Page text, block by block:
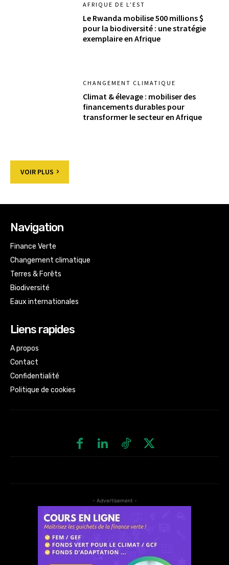
AFRIQUE DE L'EST
Le Rwanda mobilise 500 millions $
pour la biodiversité : une stratégie
exemplaire en Afrique
CHANGEMENT CLIMATIQUE
Climat & élevage : mobiliser des
financements durables pour
transformer le secteur en Afrique
VOIR PLUS
Navigation
Finance Verte
Changement climatique
Terres & Forêts
Biodiversité
Eaux internationales
Liens rapides
A propos
Contact
Confidentialité
Politique de cookies
- Advertisement -